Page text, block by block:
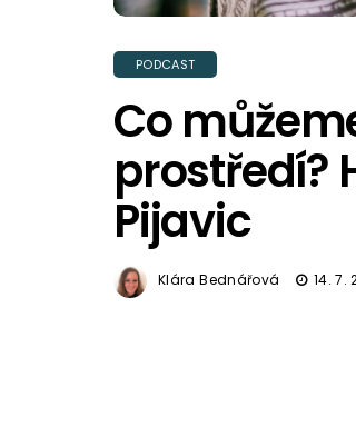
PODCAST
Co
prostředí?
Pijavic
Klára Bednářová 14. 7.